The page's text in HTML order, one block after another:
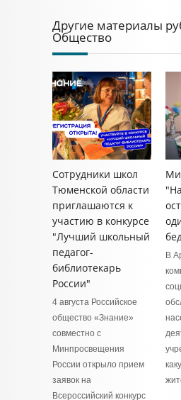
Другие материалы
Общество
Сотрудники школ
Тюменской области
приглашаются к
участию в конкурсе
"Лучший школьный
педагог-
библиотекарь
России"
4 августа Российское
общество «Знание»
совместно с
Минпросвещения
России открыло прием
заявок на
Всероссийский конкурс
В